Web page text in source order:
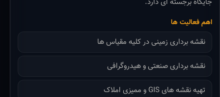
اهم فعالیت ها
نقشه برداری زمینی در کلیه مقیاس ها
نقشه برداری صنعتی و هیدروگرافی
تهیه نقشه های GIS و ممیزی املاک